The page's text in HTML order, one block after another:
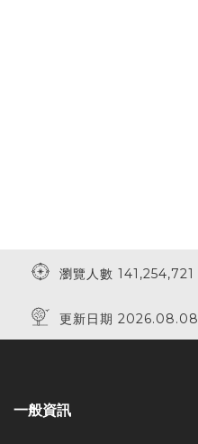
瀏覽人數 141,254,721
更新日期 2026.08.08
一般資訊